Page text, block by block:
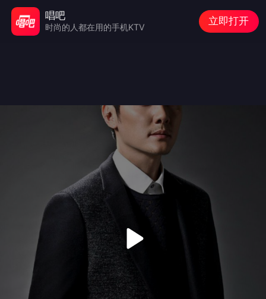
唱吧
时尚的人都在用的手机KTV
立即打开